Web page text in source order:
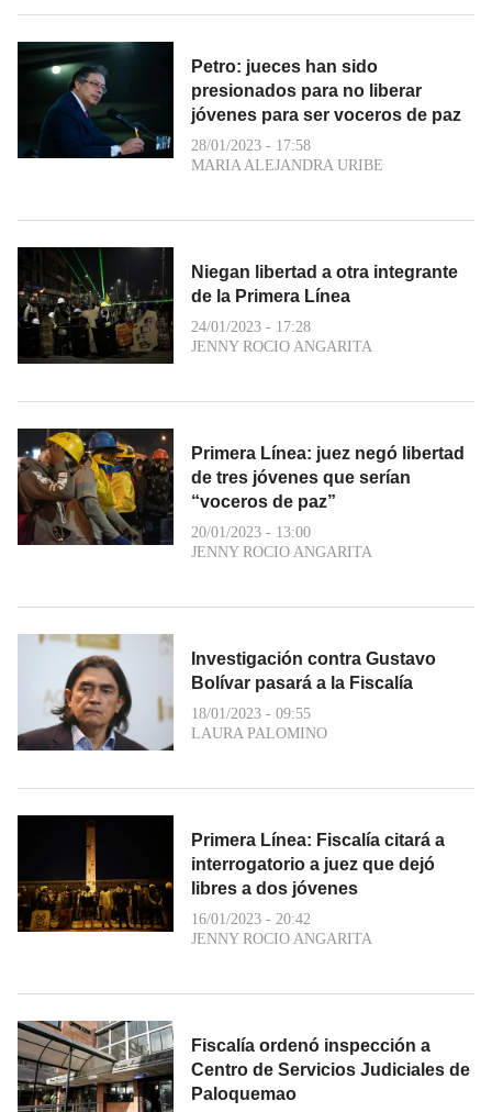
Petro: jueces han sido
presionados para no liberar
jóvenes para ser voceros de paz
28/01/2023 - 17:58
MARIA ALEJANDRA URIBE
Niegan libertad a otra integrante
de la Primera Línea
24/01/2023 - 17:28
JENNY ROCIO ANGARITA
Primera Línea: juez negó libertad
de tres jóvenes que serían
“voceros de paz”
20/01/2023 - 13:00
JENNY ROCIO ANGARITA
Investigación contra Gustavo
Bolívar pasará a la Fiscalía
18/01/2023 - 09:55
LAURA PALOMINO
Primera Línea: Fiscalía citará a
interrogatorio a juez que dejó
libres a dos jóvenes
16/01/2023 - 20:42
JENNY ROCIO ANGARITA
Fiscalía ordenó inspección a
Centro de Servicios Judiciales de
Paloquemao